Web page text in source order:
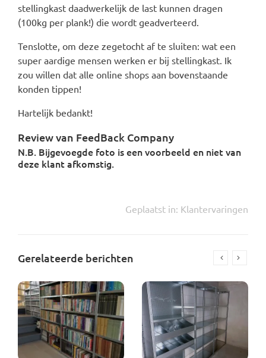
stellingkast daadwerkelijk de last kunnen dragen
(100kg per plank!) die wordt geadverteerd.
Tenslotte, om deze zegetocht af te sluiten: wat een
super aardige mensen werken er bij stellingkast. Ik
zou willen dat alle online shops aan bovenstaande
konden tippen!
Hartelijk bedankt!
Review van FeedBack Company
N.B. Bijgevoegde foto is een voorbeeld en niet van
deze klant afkomstig.
Geplaatst in: Klantervaringen
Gerelateerde berichten